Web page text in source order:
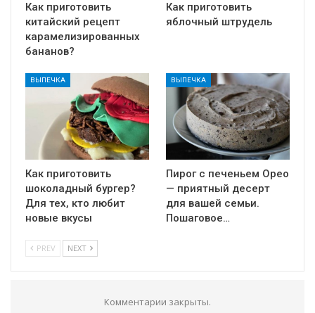
Как приготовить
китайский рецепт
карамелизированных
бананов?
Как приготовить
яблочный штрудель
ВЫПЕЧКА
Как приготовить
шоколадный бургер?
Для тех, кто любит
новые вкусы
ВЫПЕЧКА
Пирог с печеньем Орео
— приятный десерт
для вашей семьи.
Пошаговое…
PREV NEXT
Комментарии закрыты.